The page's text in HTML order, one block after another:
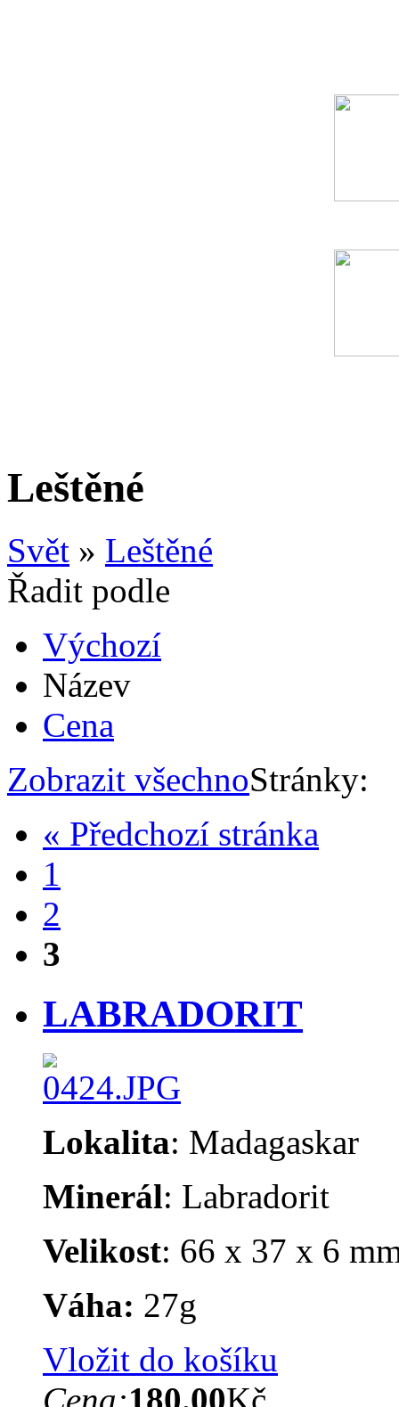
Leštěné
Svět » Leštěné
Řadit podle
Výchozí
Název
Cena
Zobrazit všechnoStránky:
« Předchozí stránka
1
2
3
LABRADORIT
Lokalita: Madagaskar
Minerál: Labradorit
Velikost: 66 x 37 x 6
Váha: 27g
Vložit do košíku